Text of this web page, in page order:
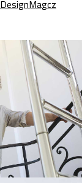
DesignMagcz